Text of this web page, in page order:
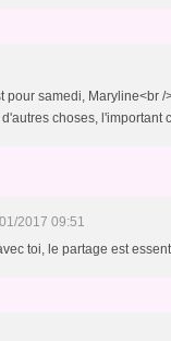
pour samedi, Maryline<br
choses, l'important
2017 09:51
toi, le partage est